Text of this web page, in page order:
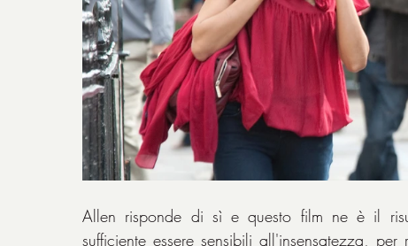
Allen risponde di sì e questo film ne è il
sufficiente essere sensibili all'insensatezza,